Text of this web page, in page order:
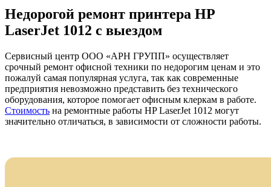
Недорогой ремонт принтера HP
LaserJet 1012 с выездом
Сервисный центр ООО «АРН ГРУПП» осуществляет
срочный ремонт офисной техники по недорогим ценам и это
пожалуй самая популярная услуга, так как современные
предприятия невозможно представить без технического
оборудования, которое помогает офисным клеркам в работе.
Стоимость на ремонтные работы HP LaserJet 1012 могут
значительно отличаться, в зависимости от сложности работы.